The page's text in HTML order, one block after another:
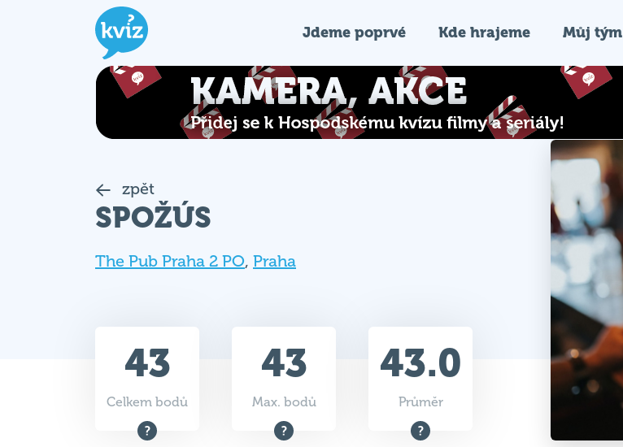
Jdeme poprvé Kde hrajeme Můj tým
zpět
SPOŽÚS
The Pub Praha 2 PO, Praha
43
Celkem bodů
43
Max. bodů
43.0
Průměr